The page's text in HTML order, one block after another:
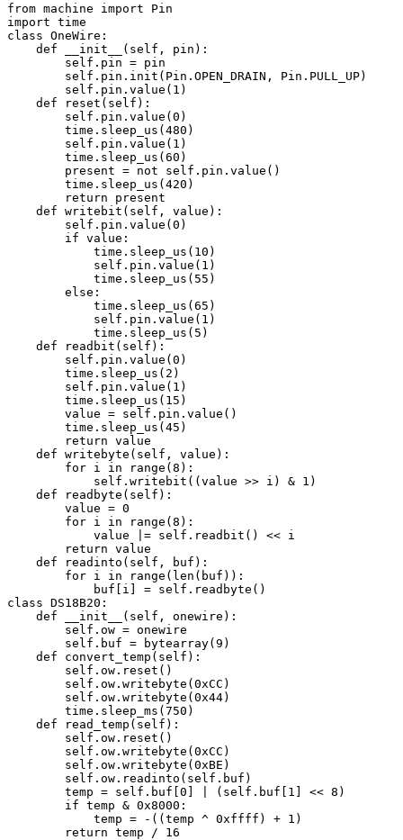
from machine import Pin
import time
class OneWire:
    def __init__(self, pin):
        self.pin = pin
        self.pin.init(Pin.OPEN_DRAIN, Pin.PULL_UP)
        self.pin.value(1)
    def reset(self):
        self.pin.value(0)
        time.sleep_us(480)
        self.pin.value(1)
        time.sleep_us(60)
        present = not self.pin.value()
        time.sleep_us(420)
        return present
    def writebit(self, value):
        self.pin.value(0)
        if value:
            time.sleep_us(10)
            self.pin.value(1)
            time.sleep_us(55)
        else:
            time.sleep_us(65)
            self.pin.value(1)
            time.sleep_us(5)
    def readbit(self):
        self.pin.value(0)
        time.sleep_us(2)
        self.pin.value(1)
        time.sleep_us(15)
        value = self.pin.value()
        time.sleep_us(45)
        return value
    def writebyte(self, value):
        for i in range(8):
            self.writebit((value >> i) & 1)
    def readbyte(self):
        value = 0
        for i in range(8):
            value |= self.readbit() << i
        return value
    def readinto(self, buf):
        for i in range(len(buf)):
            buf[i] = self.readbyte()
class DS18B20:
    def __init__(self, onewire):
        self.ow = onewire
        self.buf = bytearray(9)
    def convert_temp(self):
        self.ow.reset()
        self.ow.writebyte(0xCC)
        self.ow.writebyte(0x44)
        time.sleep_ms(750)
    def read_temp(self):
        self.ow.reset()
        self.ow.writebyte(0xCC)
        self.ow.writebyte(0xBE)
        self.ow.readinto(self.buf)
        temp = self.buf[0] | (self.buf[1] << 8)
        if temp & 0x8000:
            temp = -((temp ^ 0xffff) + 1)
        return temp / 16